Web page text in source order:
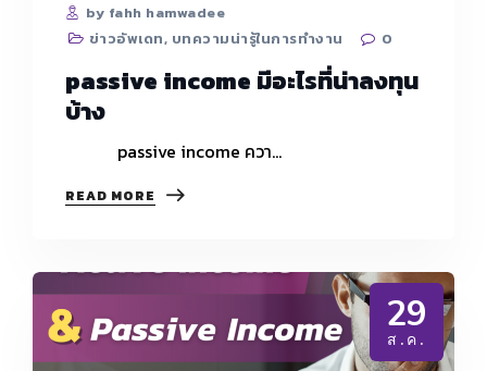
by fahh hamwadee
ข่าวอัพเดท, บทความน่ารู้ในการทำงาน 0
passive income มีอะไรที่น่าลงทุน
บ้าง
passive income ควา…
READ MORE PASSIVE
ที่
บ้าง
29
ส.ค.